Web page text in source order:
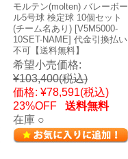
モルテン(molten) バレーボー
ル5号球 検定球 10個セット
(チーム名あり) [V5M5000-
10SET-NAME] 代金引換払い
不可【送料無料】
希望小売価格:
¥103,400(税込)
価格: ¥78,591(税込)
23%OFF
送料無料
在庫 ○